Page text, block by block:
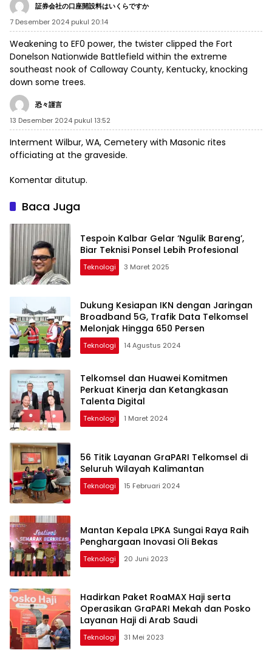
証券会社の口座開設料はいくらですか
7 Desember 2024 pukul 20:14
Weakening to EF0 power, the twister clipped the Fort
Donelson Nationwide Battlefield within the extreme
southeast nook of Calloway County, Kentucky, knocking
down some trees.
恐々謹言
13 Desember 2024 pukul 13:52
Interment Wilbur, WA, Cemetery with Masonic rites
officiating at the graveside.
Komentar ditutup.
Baca Juga
Tespoin Kalbar Gelar ‘Ngulik Bareng’,
Biar Teknisi Ponsel Lebih Profesional
Teknologi 3 Maret 2025
Dukung Kesiapan IKN dengan Jaringan
Broadband 5G, Trafik Data Telkomsel
Melonjak Hingga 650 Persen
Teknologi 14 Agustus 2024
Telkomsel dan Huawei Komitmen
Perkuat Kinerja dan Ketangkasan
Talenta Digital
Teknologi 1 Maret 2024
56 Titik Layanan GraPARI Telkomsel di
Seluruh Wilayah Kalimantan
Teknologi 15 Februari 2024
Mantan Kepala LPKA Sungai Raya Raih
Penghargaan Inovasi Oli Bekas
Teknologi 20 Juni 2023
Hadirkan Paket RoaMAX Haji serta
Operasikan GraPARI Mekah dan Posko
Layanan Haji di Arab Saudi
Teknologi 31 Mei 2023